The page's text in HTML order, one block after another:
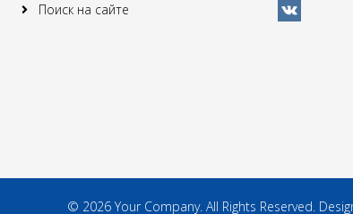
Поиск на сайте
© 2026 Your Company. All Rights Reserved.